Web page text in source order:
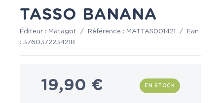
TASSO BANANA
Éditeur : Matagot / Référence : MATTAS001421 /
Ean
: 3760372234218
19,90 € EN STOCK